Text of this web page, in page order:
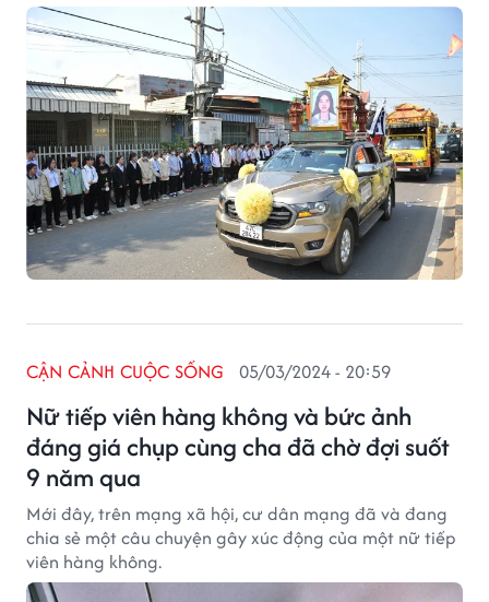
Nữ tiếp viên hàng không và bức ảnh
đáng giá chụp cùng cha đã chờ đợi suốt
9 năm qua
CẬN CẢNH CUỘC SỐNG 05/03/2024 - 20:59
Mới đây, trên mạng xã hội, cư dân mạng đã và đang
chia sẻ một câu chuyện gây xúc động của một nữ tiếp
viên hàng không.